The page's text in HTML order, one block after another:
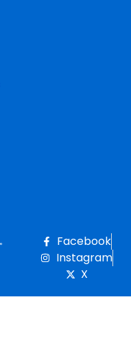
Facebook
Instagram
X